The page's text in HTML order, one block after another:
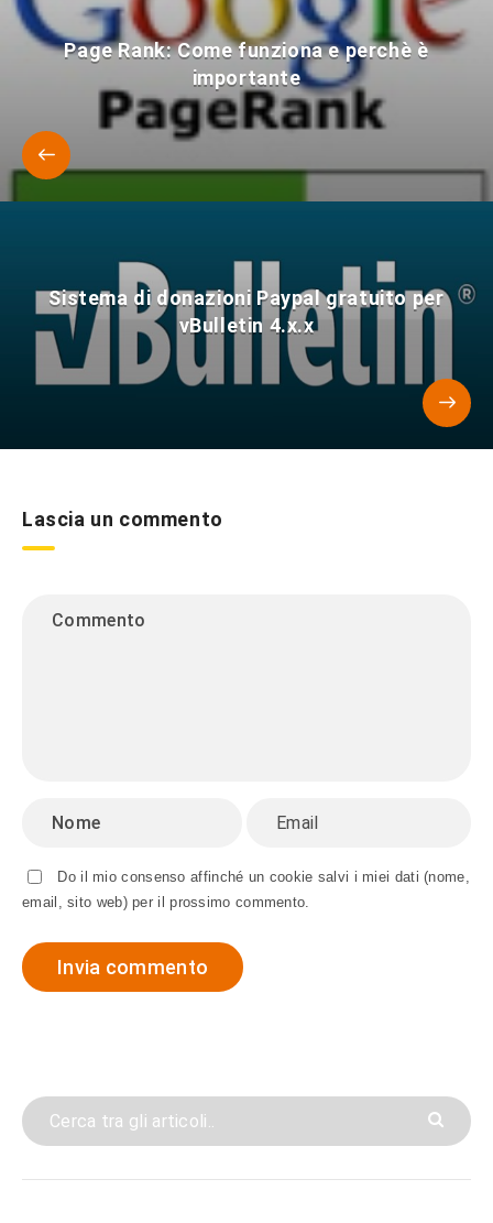
Page Rank: Come funziona e perchè è
importante
Sistema di donazioni Paypal gratuito per
vBulletin 4.x.x
Lascia un commento
Do il mio consenso affinché un cookie salvi i miei dati (nome,
email, sito web) per il prossimo commento.